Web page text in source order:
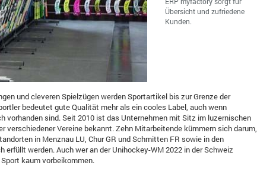
Übersicht und zufriedene
Kunden.
und cleveren Spielzügen werden Sportartikel bis zur Grenze der
bedeutet gute Qualität mehr als ein cooles Label, auch wenn
vorhanden sind. Seit 2010 ist das Unternehmen mit Sitz im luzernischen
verschiedener Vereine bekannt. Zehn Mitarbeitende kümmern sich darum,
in Menznau LU, Chur GR und Schmitten FR sowie in den
werden. Auch wer an der Unihockey-WM 2022 in der Schweiz
kaum vorbeikommen.